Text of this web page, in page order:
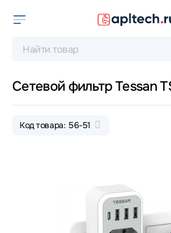
Сетевой фильтр Tessan
Код товара: 56-51